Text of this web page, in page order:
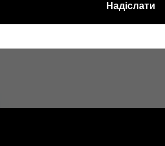
Надіслати